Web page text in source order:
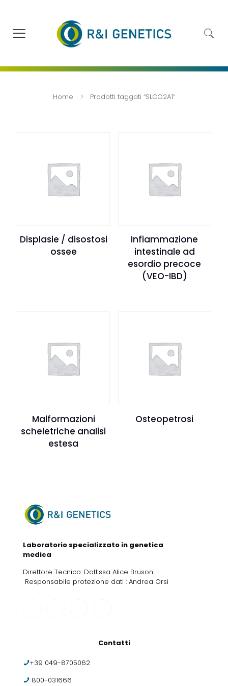
Home Prodotti taggati “SLCO2A1”
Displasie / disostosi
ossee
Infiammazione
intestinale ad
esordio precoce
(VEO-IBD)
Malformazioni
scheletriche analisi
estesa
Osteopetrosi
Laboratorio specializzato in genetica
medica
Direttore Tecnico: Dott.ssa Alice Bruson
Responsabile protezione dati : Andrea Orsi
Contatti
+39 049-8705062
800-031666